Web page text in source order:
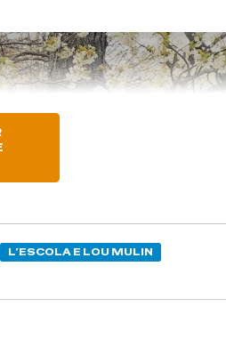
L’ESCOLA E LOU MULIN